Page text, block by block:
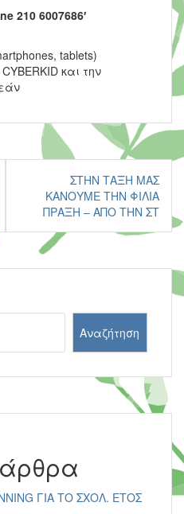
210 6007686′
tablets)
και την
ΣΤΗΝ ΤΆΞΗ ΜΑΣ
ΚΆΝΟΥΜΕ ΤΗΝ ΦΙΛΊΑ
ΠΡΆΞΗ – ΑΠΌ ΤΗΝ ΣΤ
Αναζήτηση
ΓΙΑ ΤΟ ΣΧΟΛ. ΕΤΟΣ